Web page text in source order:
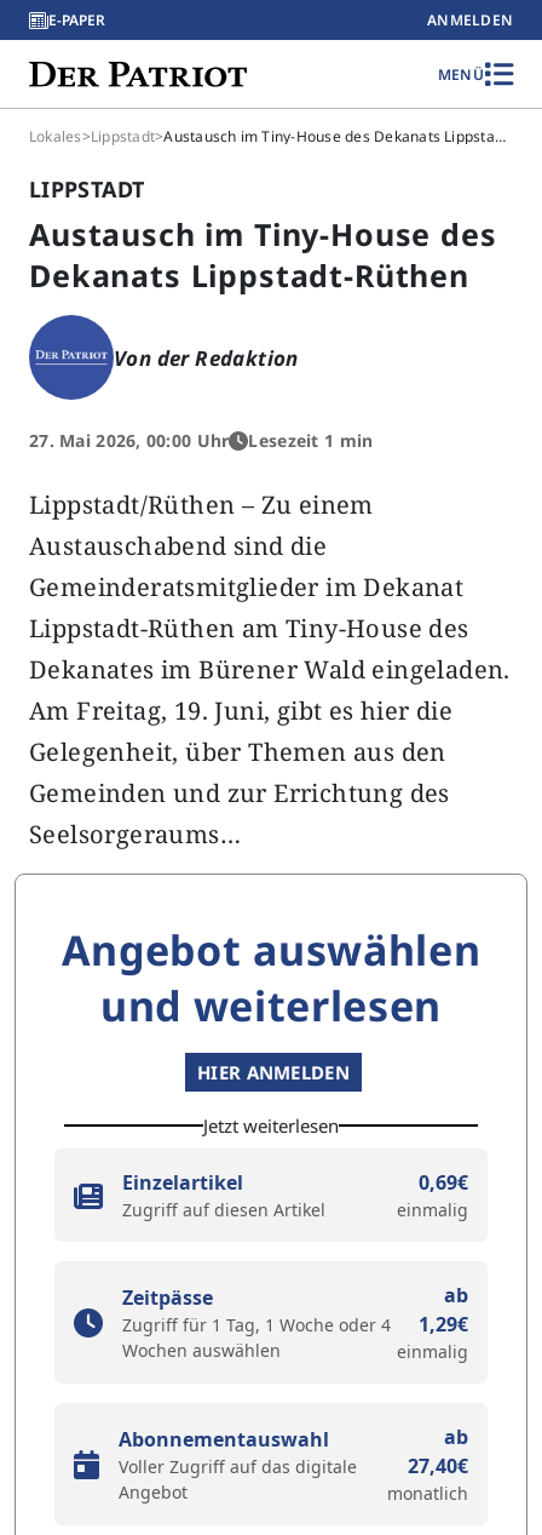
E-PAPER ANMELDEN
MENÜ
Lokales>Lippstadt> Austausch im Tiny-House des Dekanats Lippstadt-Rüthen
LIPPSTADT
Austausch im Tiny-House des
Dekanats Lippstadt-Rüthen
Von der Redaktion
27. Mai 2026, 00:00 Uhr Lesezeit 1 min
Lippstadt/Rüthen – Zu einem
Austauschabend sind die
Gemeinderatsmitglieder im Dekanat
Lippstadt-Rüthen am Tiny-House des
Dekanates im Bürener Wald eingeladen.
Am Freitag, 19. Juni, gibt es hier die
Gelegenheit, über Themen aus den
Gemeinden und zur Errichtung des
Seelsorgeraums…
Angebot auswählen
und weiterlesen
HIER ANMELDEN
Jetzt weiterlesen
Einzelartikel
Zugriff auf diesen Artikel
0,69€
einmalig
Zeitpässe
Zugriff für 1 Tag, 1 Woche oder 4
Wochen auswählen
ab
1,29€
einmalig
Abonnementauswahl
Voller Zugriff auf das digitale
Angebot
ab
27,40€
monatlich